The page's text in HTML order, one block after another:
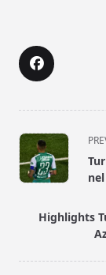
<span
class="nav-
subtitle
reader-
text">Page</
Highlights